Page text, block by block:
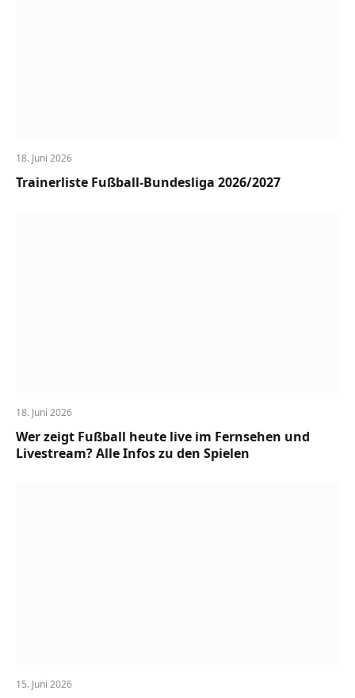
18. Juni 2026
Trainerliste Fußball-Bundesliga 2026/2027
18. Juni 2026
Wer zeigt Fußball heute live im Fernsehen und
Livestream? Alle Infos zu den Spielen
15. Juni 2026